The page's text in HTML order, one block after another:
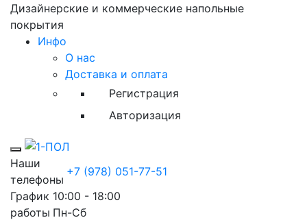
Дизайнерские и коммерческие напольные
покрытия
Инфо
О нас
Доставка и оплата
Регистрация
Авторизация
Toggle mobile menu
Наши
телефоны
+7 (978) 051-77-51
График
работы
10:00 - 18:00
Пн-Сб